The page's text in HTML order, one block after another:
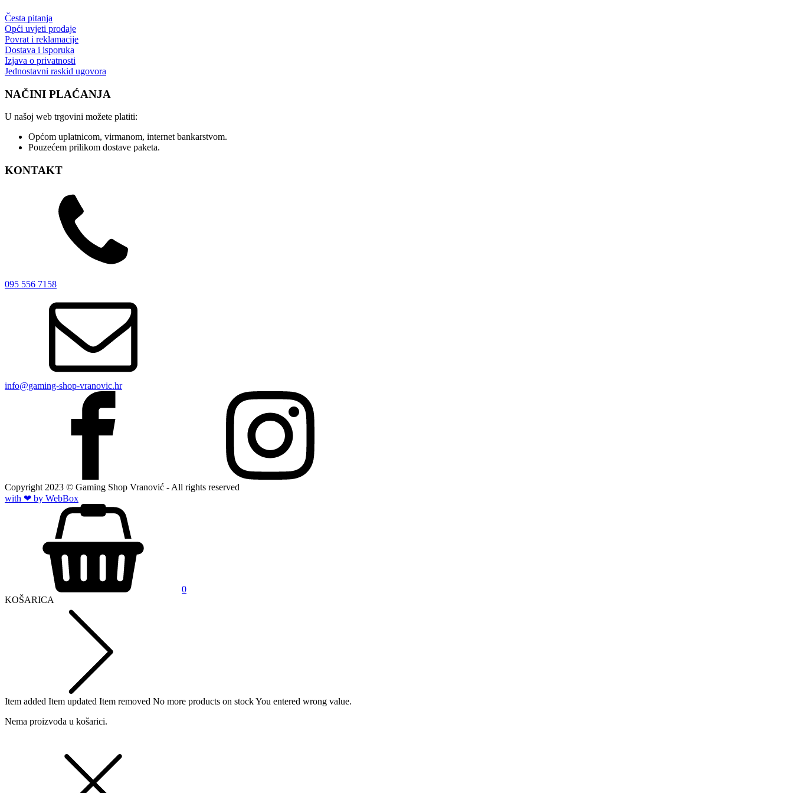
Česta pitanja
Opći uvjeti prodaje
Povrat i reklamacije
Dostava i isporuka
Izjava o privatnosti
Jednostavni raskid ugovora
NAČINI PLAĆANJA
U našoj web trgovini možete platiti:
Općom uplatnicom, virmanom, internet bankarstvom.
Pouzećem prilikom dostave paketa.
KONTAKT
095 556 7158
info@gaming-shop-vranovic.hr
Copyright 2023 © Gaming Shop Vranović - All rights reserved
with ❤ by WebBox
0
KOŠARICA
Item added Item updated Item removed No more products on stockYou entered wrong value.
Nema proizvoda u košarici.